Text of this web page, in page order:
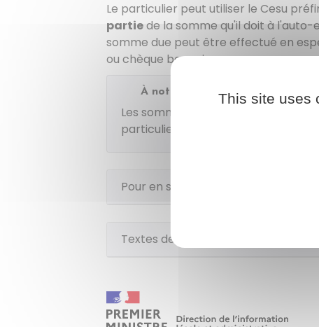
Le particulier peut utiliser le Cesu
partiede la somme qu'il doit à
somme due peut être effectué en
ou chèque bancaire.
À noter
Les sommes versées à l'auto-
particulier de bénéficier, sous
Pour en savoir plus
Textes de référence
This site uses